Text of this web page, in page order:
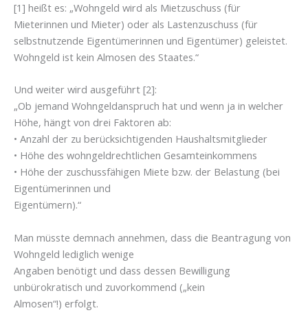
[1] heißt es: „Wohngeld wird als Mietzuschuss (für
Mieterinnen und Mieter) oder als Lastenzuschuss (für
selbstnutzende Eigentümerinnen und Eigentümer) geleistet.
Wohngeld ist kein Almosen des Staates.“
Und weiter wird ausgeführt [2]:
„Ob jemand Wohngeldanspruch hat und wenn ja in welcher
Höhe, hängt von drei Faktoren ab:
• Anzahl der zu berücksichtigenden Haushaltsmitglieder
• Höhe des wohngeldrechtlichen Gesamteinkommens
• Höhe der zuschussfähigen Miete bzw. der Belastung (bei
Eigentümerinnen und
Eigentümern).“
Man müsste demnach annehmen, dass die Beantragung von
Wohngeld lediglich wenige
Angaben benötigt und dass dessen Bewilligung
unbürokratisch und zuvorkommend („kein
Almosen“!) erfolgt.